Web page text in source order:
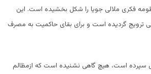
فکری ملالی جویا را شکل بخشیده است. این
ترویج گردیده است و برای بقای حاکمیت به مصرف
سپرده است، هیچ گاهی نشنیده است که ازمظالم